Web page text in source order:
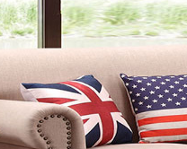
化
网站
最新活动
常见问题
人才招聘